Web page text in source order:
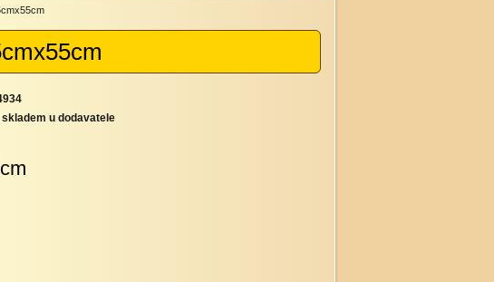
skladem u dodavatele